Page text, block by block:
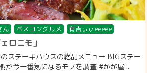
ん ベスコングルメ 有吉ぃぃeeeee
ロニモ」
ステーキハウスの絶品メニュー BIGステー
が今一番気になるモノを調査 #かが屋 ...